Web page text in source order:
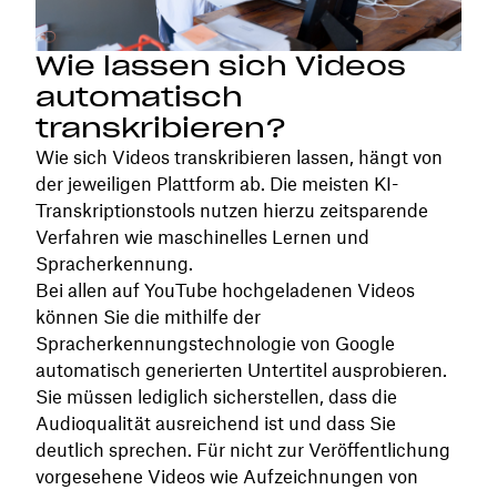
Wie lassen sich Videos
automatisch
transkribieren?
Wie sich Videos transkribieren lassen, hängt von
der jeweiligen Plattform ab. Die meisten KI-
Transkriptionstools nutzen hierzu zeitsparende
Verfahren wie maschinelles Lernen und
Spracherkennung.
Bei allen auf YouTube hochgeladenen Videos
können Sie die mithilfe der
Spracherkennungstechnologie von Google
automatisch generierten Untertitel ausprobieren.
Sie müssen lediglich sicherstellen, dass die
Audioqualität ausreichend ist und dass Sie
deutlich sprechen. Für nicht zur Veröffentlichung
vorgesehene Videos wie Aufzeichnungen von